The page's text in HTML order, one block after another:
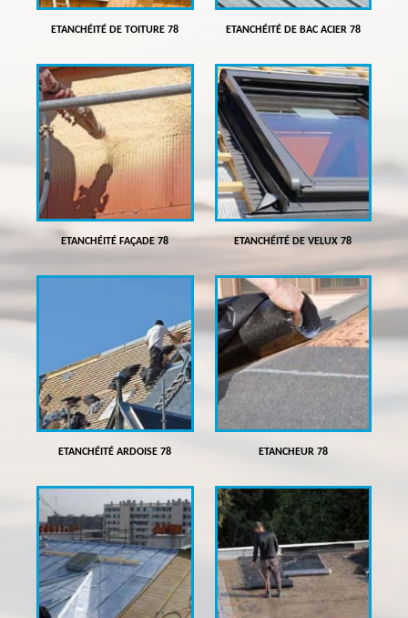
ETANCHÉITÉ DE TOITURE 78 ETANCHÉITÉ DE BAC ACIER 78
ETANCHÉITÉ FAÇADE 78 ETANCHÉITÉ DE VELUX 78
ETANCHÉITÉ ARDOISE 78 ETANCHEUR 78